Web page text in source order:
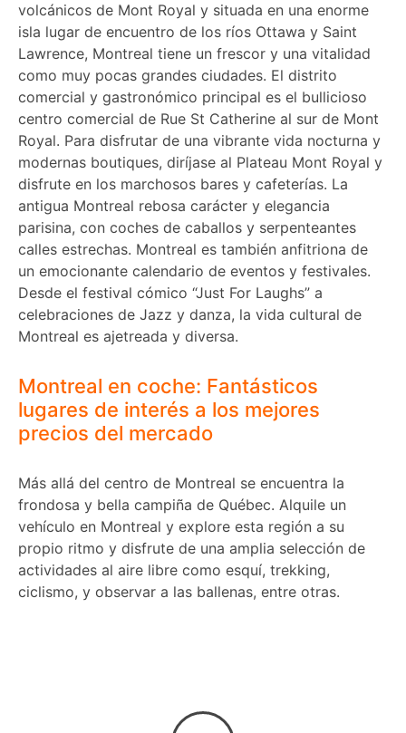
volcánicos de Mont Royal y situada en una enorme
isla lugar de encuentro de los ríos Ottawa y Saint
Lawrence, Montreal tiene un frescor y una vitalidad
como muy pocas grandes ciudades. El distrito
comercial y gastronómico principal es el bullicioso
centro comercial de Rue St Catherine al sur de Mont
Royal. Para disfrutar de una vibrante vida nocturna y
modernas boutiques, diríjase al Plateau Mont Royal y
disfrute en los marchosos bares y cafeterías. La
antigua Montreal rebosa carácter y elegancia
parisina, con coches de caballos y serpenteantes
calles estrechas. Montreal es también anfitriona de
un emocionante calendario de eventos y festivales.
Desde el festival cómico “Just For Laughs” a
celebraciones de Jazz y danza, la vida cultural de
Montreal es ajetreada y diversa.
Montreal en coche: Fantásticos
lugares de interés a los mejores
precios del mercado
Más allá del centro de Montreal se encuentra la
frondosa y bella campiña de Québec. Alquile un
vehículo en Montreal y explore esta región a su
propio ritmo y disfrute de una amplia selección de
actividades al aire libre como esquí, trekking,
ciclismo, y observar a las ballenas, entre otras.